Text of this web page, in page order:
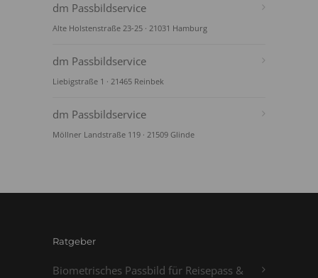
dm Passbildservice
Alte Holstenstraße 23-25 · 21031 Hamburg
dm Passbildservice
Liebigstraße 1 · 21465 Reinbek
dm Passbildservice
Möllner Landstraße 119 · 21509 Glinde
Ratgeber
Biometrisches Passbild für Reisepass &